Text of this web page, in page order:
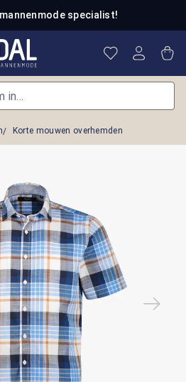
specialist!
Je hebt 0
Korte mouwen overhemden